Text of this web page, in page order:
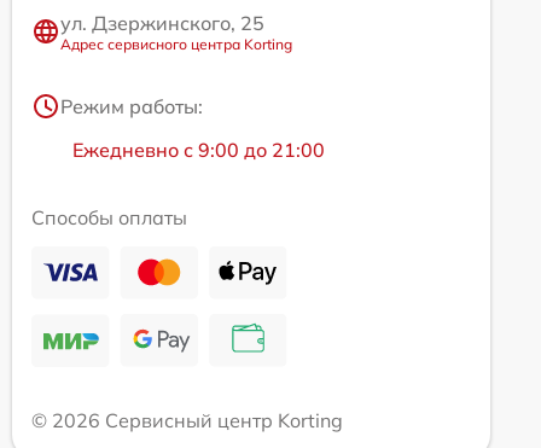
ул. Дзержинского, 25
Адрес сервисного центра Korting
Режим работы:
Ежедневно с 9:00 до 21:00
Способы оплаты
© 2026 Сервисный центр Korting